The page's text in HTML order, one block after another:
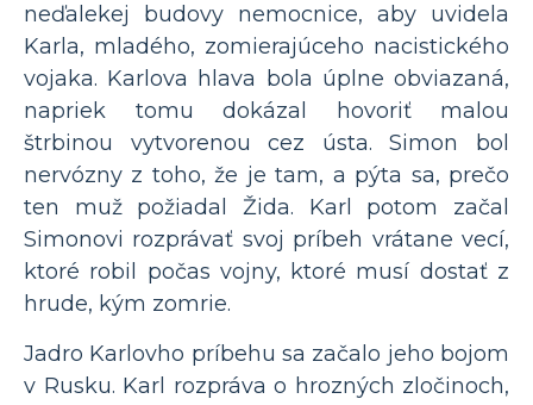
neďalekej budovy nemocnice, aby uvidela
Karla, mladého, zomierajúceho nacistického
vojaka. Karlova hlava bola úplne obviazaná,
napriek tomu dokázal hovoriť malou
štrbinou vytvorenou cez ústa. Simon bol
nervózny z toho, že je tam, a pýta sa, prečo
ten muž požiadal Žida. Karl potom začal
Simonovi rozprávať svoj príbeh vrátane vecí,
ktoré robil počas vojny, ktoré musí dostať z
hrude, kým zomrie.
Jadro Karlovho príbehu sa začalo jeho bojom
v Rusku. Karl rozpráva o hrozných zločinoch,